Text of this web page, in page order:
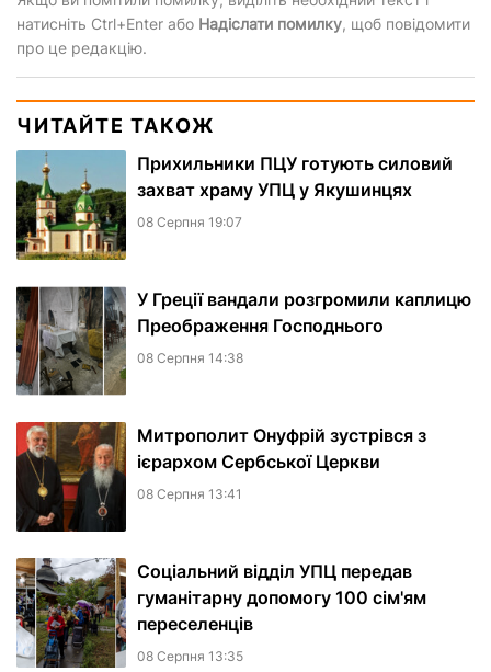
натисніть Ctrl+Enter або Надіслати помилку, щоб повідомити
про це редакцію.
ЧИТАЙТЕ ТАКОЖ
Прихильники ПЦУ готують силовий
захват храму УПЦ у Якушинцях
08 Серпня 19:07
У Греції вандали розгромили каплицю
Преображення Господнього
08 Серпня 14:38
Митрополит Онуфрій зустрівся з
ієрархом Сербської Церкви
08 Серпня 13:41
Соціальний відділ УПЦ передав
гуманітарну допомогу 100 сім'ям
переселенців
08 Серпня 13:35